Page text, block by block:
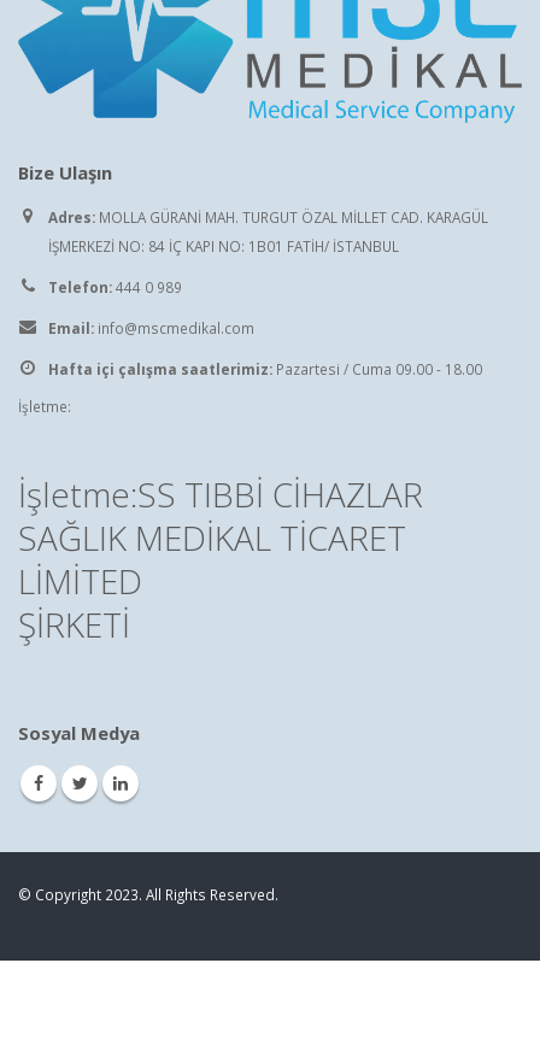
Bize Ulaşın
Adres: MOLLA GÜRANİ MAH. TURGUT ÖZAL MİLLET CAD. KARAGÜL
İŞMERKEZİ NO: 84 İÇ KAPI NO: 1B01 FATİH/ İSTANBUL
Telefon:444 0 989
Email: info@mscmedikal.com
Hafta içi çalışma saatlerimiz: Pazartesi / Cuma 09.00 - 18.00
İşletme:
İşletme:SS TIBBİ CİHAZLAR
SAĞLIK MEDİKAL TİCARET
LİMİTED
ŞİRKETİ
Sosyal Medya
© Copyright 2023. All Rights Reserved.